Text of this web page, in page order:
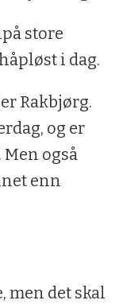
store
i dag.
Rakbjørg.
og er
også
enn
men det skal